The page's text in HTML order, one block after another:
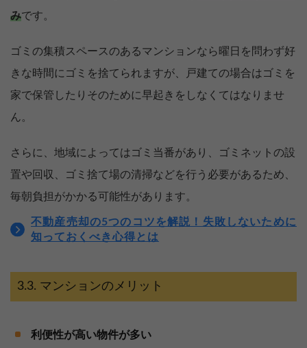
みです。
ゴミの集積スペースのあるマンションなら曜日を問わず好
きな時間にゴミを捨てられますが、戸建ての場合はゴミを
家で保管したりそのために早起きをしなくてはなりませ
ん。
さらに、地域によってはゴミ当番があり、ゴミネットの設
置や回収、ゴミ捨て場の清掃などを行う必要があるため、
毎朝負担がかかる可能性があります。
不動産売却の5つのコツを解説！失敗しないために
知っておくべき心得とは
マンションのメリット
利便性が高い物件が多い